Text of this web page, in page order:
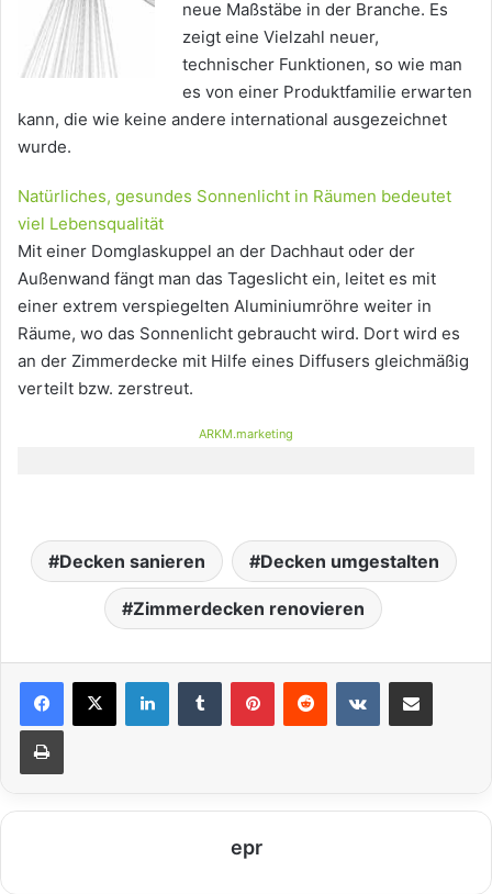
neue Maßstäbe in der Branche. Es
zeigt eine Vielzahl neuer,
technischer Funktionen, so wie man
es von einer Produktfamilie erwarten
kann, die wie keine andere international ausgezeichnet
wurde.
Natürliches, gesundes Sonnenlicht in Räumen bedeutet
viel Lebensqualität
Mit einer Domglaskuppel an der Dachhaut oder der
Außenwand fängt man das Tageslicht ein, leitet es mit
einer extrem verspiegelten Aluminiumröhre weiter in
Räume, wo das Sonnenlicht gebraucht wird. Dort wird es
an der Zimmerdecke mit Hilfe eines Diffusers gleichmäßig
verteilt bzw. zerstreut.
ARKM.marketing
Decken sanieren Decken umgestalten
Zimmerdecken renovieren
epr